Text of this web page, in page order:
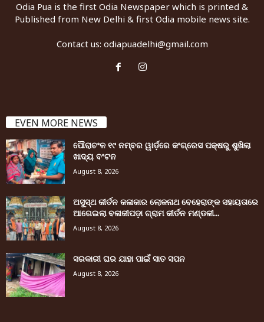
Odia Pua is the first Odia Newspaper which is printed &
Published from New Delhi & first Odia mobile news site.
Contact us: odiapuadelhi@gmail.com
EVEN MORE NEWS
ପୌରାଚଂଳ ୧୯ ନମ୍ବର ୱାର୍ଡ଼ରେ କଂଗ୍ରେସ ପକ୍ଷରୁ ଶୁଖିଲା
ଖାଦ୍ୟ ବଂଟନ
August 8, 2026
ଅସୁସ୍ଥ କୀର୍ତନ କଳାକାର ଲୋକନାଥ ବେହେରାଙ୍କ ସହାୟତାରେ
ଆଗେଇଲା ବଳାଜୀପଡ଼ା ଗ୍ରାମ କୀର୍ତନ ମଣ୍ଡଳୀ...
August 8, 2026
ସରକାରୀ ଘର ଯାହା ପାଇଁ ସାତ ସପନ
August 8, 2026